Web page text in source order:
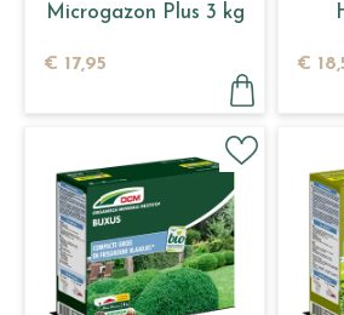
Microgazon Plus 3 kg
€ 17,95 € 18,